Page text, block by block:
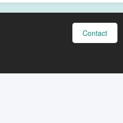
Contact